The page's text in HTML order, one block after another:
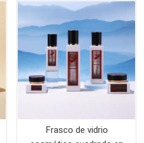
cosméticos
Frasco de vidrio